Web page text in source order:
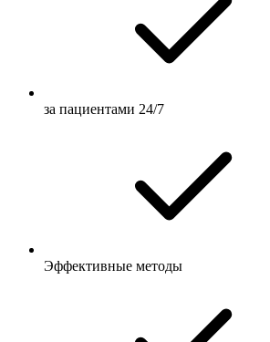
за пациентами 24/7
Эффективные методы